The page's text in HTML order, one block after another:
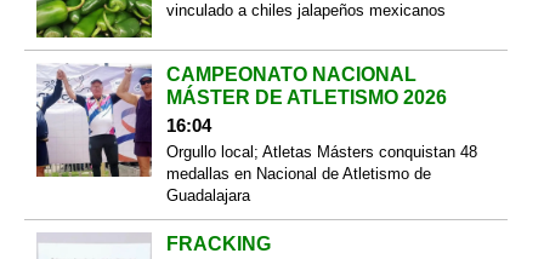
vinculado a chiles jalapeños mexicanos
CAMPEONATO NACIONAL
MÁSTER DE ATLETISMO 2026
16:04
Orgullo local; Atletas Másters conquistan 48
medallas en Nacional de Atletismo de
Guadalajara
FRACKING